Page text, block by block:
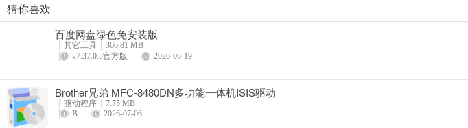
奥睿科PAS3062-2E/PAS3062-2S/PAS3064-2S2E系列扩展卡驱动
详情
Canon佳能 PowerShot A310 WIA驱动
猜你喜欢
百度网盘绿色免安装版
其它工具
366.81 MB
v7.37.0.5官方版
2026-06-19
Brother兄弟 MFC-8480DN多功能一体机ISIS驱动
驱动程序
7.75 MB
B
2026-07-06